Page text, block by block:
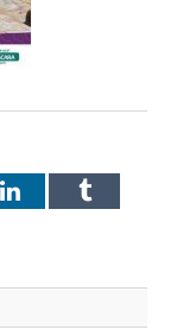
LinkedInTumblr